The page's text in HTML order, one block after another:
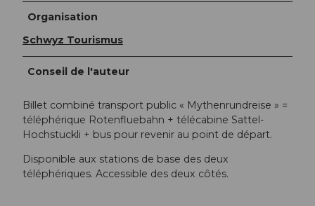
Organisation
Schwyz Tourismus
Conseil de l'auteur
Billet combiné transport public « Mythenrundreise » =
téléphérique Rotenfluebahn + télécabine Sattel-
Hochstuckli + bus pour revenir au point de départ.
Disponible aux stations de base des deux
téléphériques. Accessible des deux côtés.